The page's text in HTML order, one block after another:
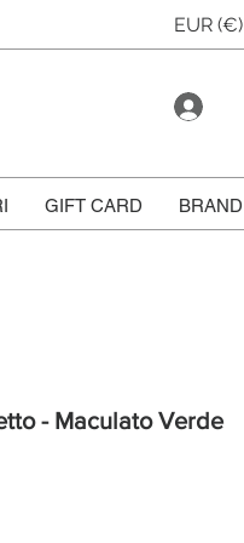
EUR (€)
GIFT CARD BRAND
- Maculato Verde